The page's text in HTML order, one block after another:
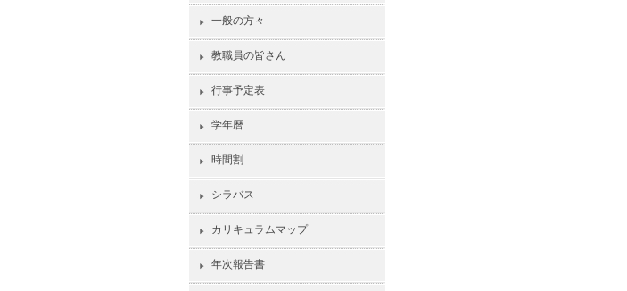
一般の方々
教職員の皆さん
行事予定表
学年暦
時間割
シラバス
カリキュラムマップ
年次報告書